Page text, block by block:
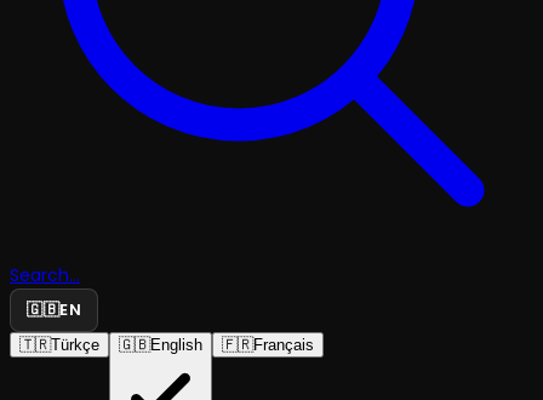
Search...
🇬🇧EN
🇹🇷Türkçe 🇬🇧English 🇫🇷Français